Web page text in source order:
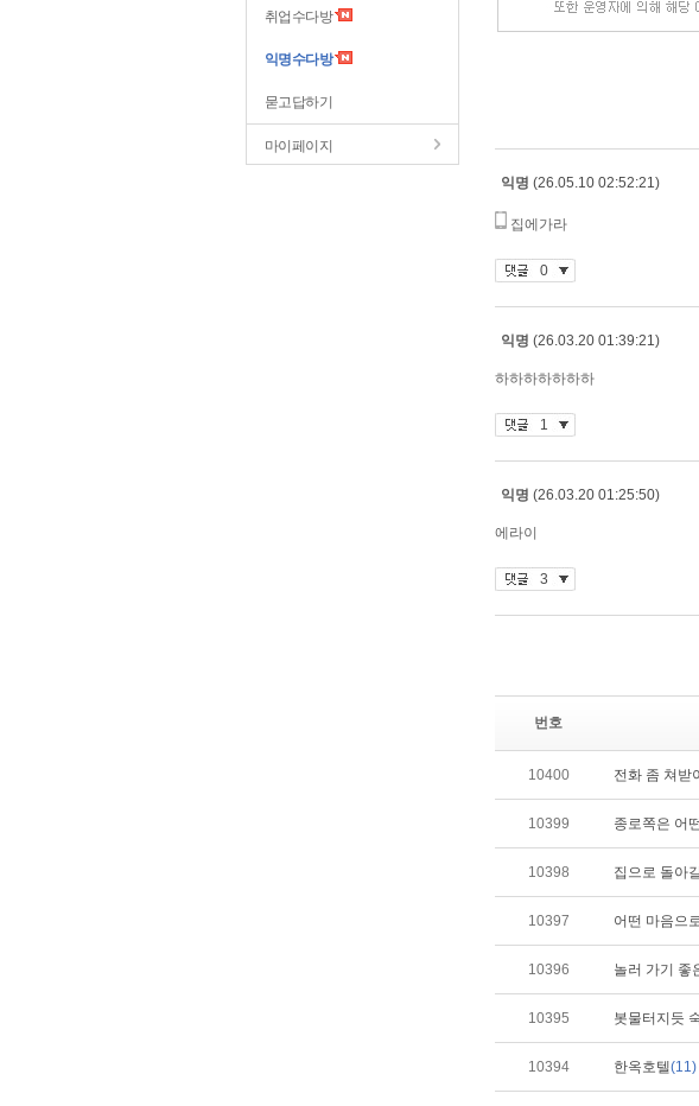
취업수다방
익명수다방
묻고답하기
마이페이지
번호
10400 전화 좀 쳐받
10399 종로쪽은 어
10398 집으로 돌아
10397 어떤 마음으
10396 놀러 가기 좋
10395 봇물터지듯
10394 한옥호텔(11)